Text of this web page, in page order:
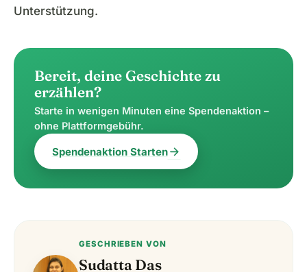
Unterstützung.
Bereit, deine Geschichte zu
erzählen?
Starte in wenigen Minuten eine Spendenaktion –
ohne Plattformgebühr.
Spendenaktion Startenarrow_forward
GESCHRIEBEN VON
Sudatta Das